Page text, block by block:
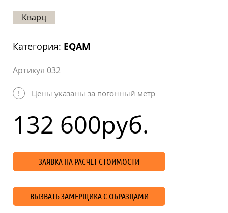
Карта
Кварц
Категория: EQAM
Артикул 032
! Цены указаны за погонный метр
132 600руб.
ЗАЯВКА НА РАСЧЕТ СТОИМОСТИ
ВЫЗВАТЬ ЗАМЕРЩИКА С ОБРАЗЦАМИ